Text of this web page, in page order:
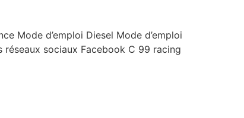
Mode d’emploi Diesel Mode d’emploi
réseaux sociaux Facebook C 99 racing